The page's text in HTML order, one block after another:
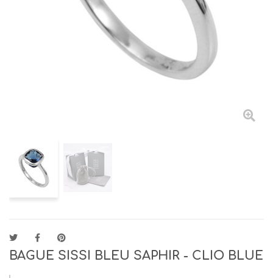
BAGUE SISSI BLEU SAPHIR - CLIO BLUE